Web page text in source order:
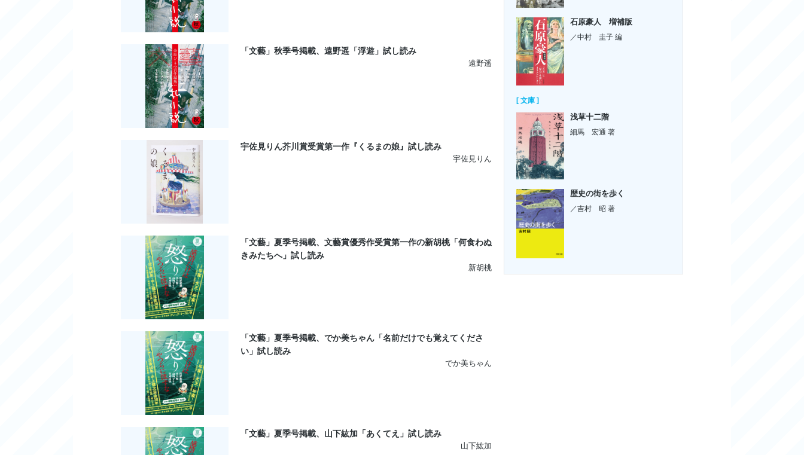
「文藝」秋季号掲載、遠野遥「浮遊」試し読み
遠野遥
宇佐見りん芥川賞受賞第一作『くるまの娘』試し読み
宇佐見りん
「文藝」夏季号掲載、文藝賞優秀作受賞第一作の新胡桃「何食わぬ
きみたちへ」試し読み
新胡桃
「文藝」夏季号掲載、でか美ちゃん「名前だけでも覚えてくださ
い」試し読み
でか美ちゃん
「文藝」夏季号掲載、山下紘加「あくてえ」試し読み
山下紘加
石原豪人 増補版
／中村 圭子 編
[ 文庫 ]
浅草十二階
細馬 宏通 著
歴史の街を歩く
／吉村 昭 著